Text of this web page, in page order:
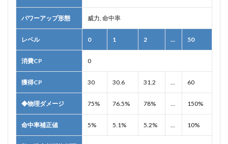
パワーアップ形態 威力, 命中率
レベル 0 1 2 … 50
消費CP 0
獲得CP 30 30.6 31.2 … 60
◆物理ダメージ 75% 76.5% 78% … 150%
命中率補正値 5% 5.1% 5.2% … 10%